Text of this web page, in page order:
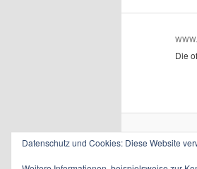
Die
Datenschutz und Cookies: Diese Website